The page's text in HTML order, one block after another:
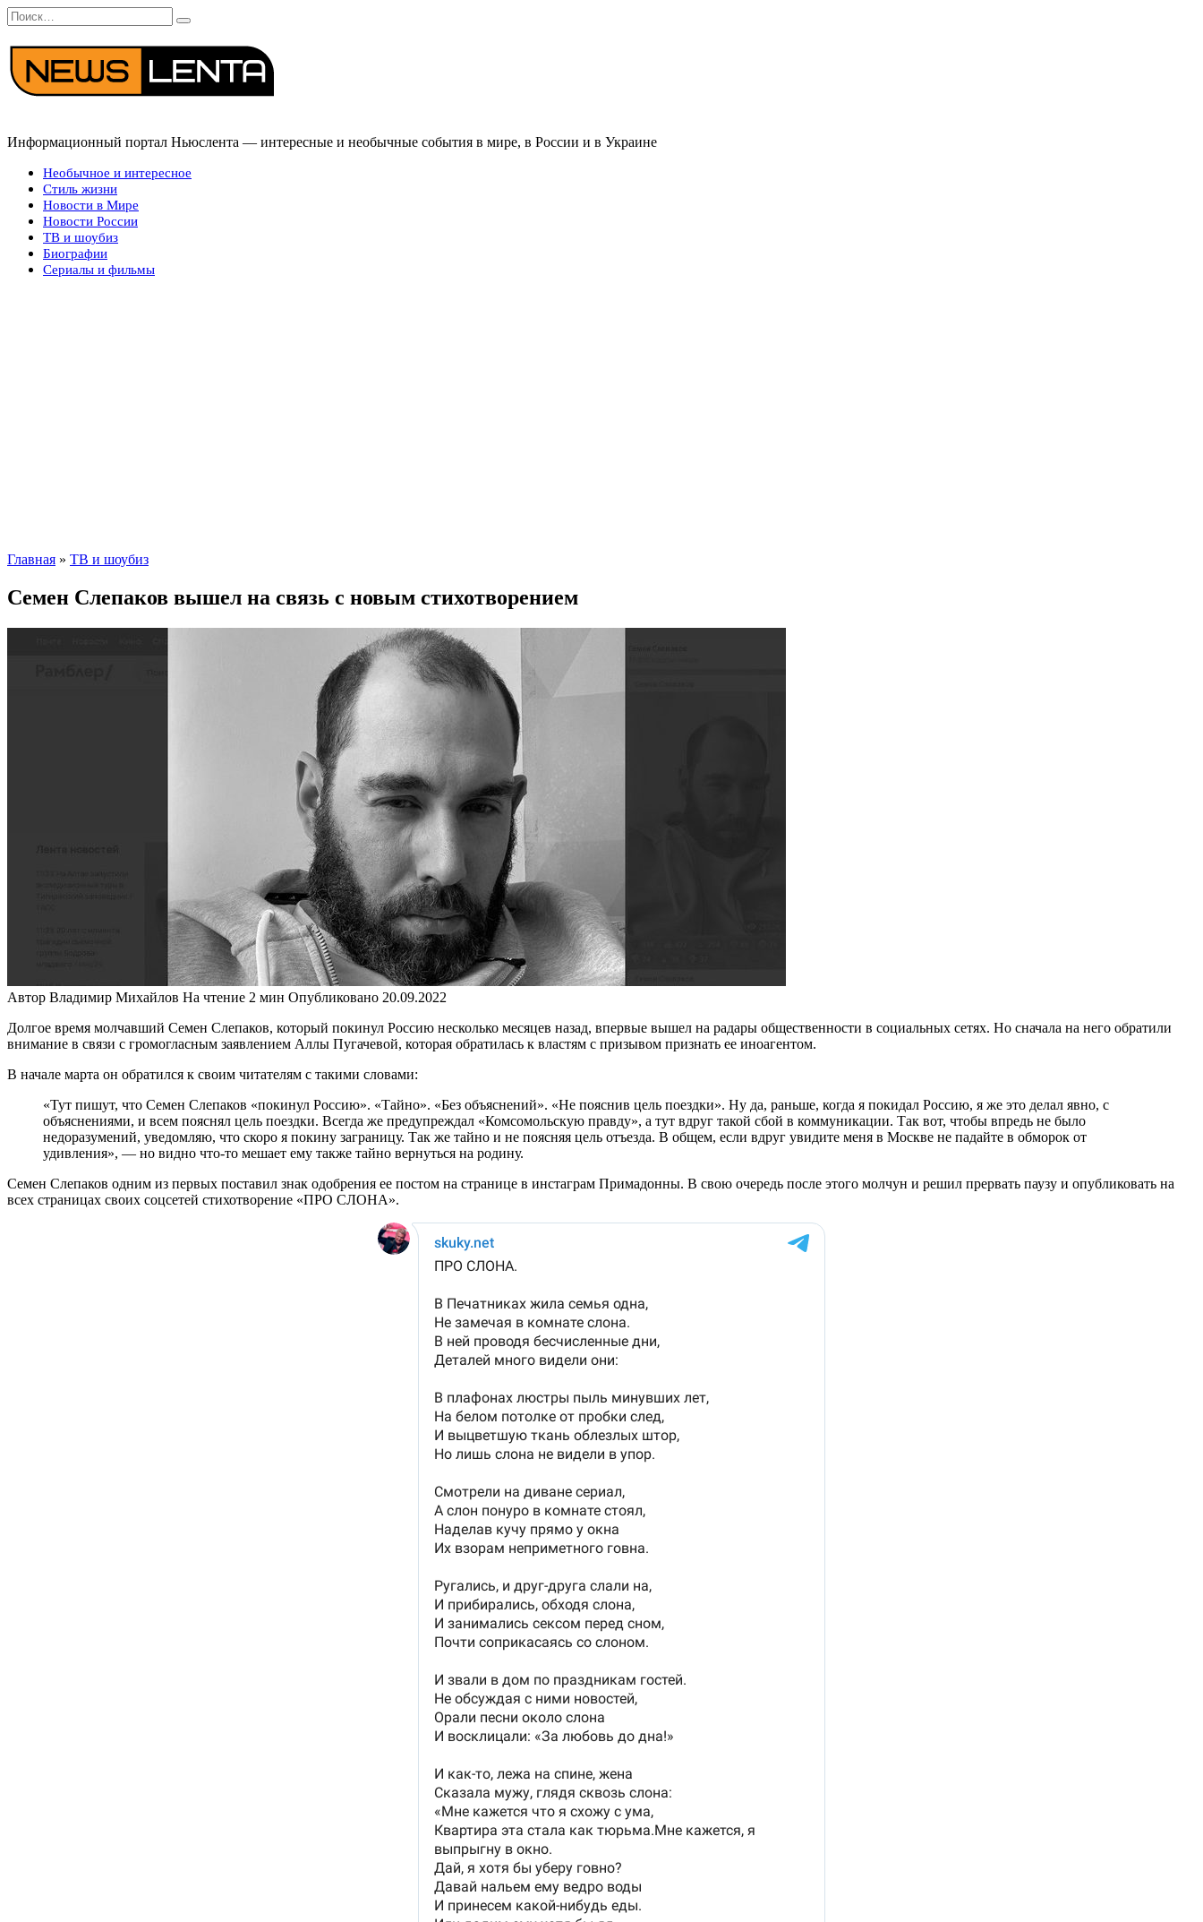
Перейти
к
содержанию
Search
for:
Информационный портал Ньюслента — интересные и необычные события в мире, в России и в Украине
Необычное и интересное
Стиль жизни
Новости в Мире
Новости России
ТВ и шоубиз
Биографии
Сериалы и фильмы
Главная » ТВ и шоубиз
Семен Слепаков вышел на связь с новым стихотворением
Автор Владимир Михайлов На чтение 2 мин Опубликовано 20.09.2022
Долгое время молчавший Семен Слепаков, который покинул Россию несколько месяцев назад, впервые вышел на радары общественности в социальных сетях. Но сначала на него обратили
внимание в связи с громогласным заявлением Аллы Пугачевой, которая обратилась к властям с призывом признать ее иноагентом.
В начале марта он обратился к своим читателям с такими словами:
«Тут пишут, что Семен Слепаков «покинул Россию». «Тайно». «Без объяснений». «Не пояснив цель поездки». Ну да, раньше, когда я покидал Россию, я же это делал явно, с
объяснениями, и всем пояснял цель поездки. Всегда же предупреждал «Комсомольскую правду», а тут вдруг такой сбой в коммуникации. Так вот, чтобы впредь не было
недоразумений, уведомляю, что скоро я покину заграницу. Так же тайно и не поясняя цель отъезда. В общем, если вдруг увидите меня в Москве не падайте в обморок от
удивления», — но видно что-то мешает ему также тайно вернуться на родину.
Семен Слепаков одним из первых поставил знак одобрения ее постом на странице в инстаграм Примадонны. В свою очередь после этого молчун и решил прервать паузу и опубликовать на
всех страницах своих соцсетей стихотворение «ПРО СЛОНА».